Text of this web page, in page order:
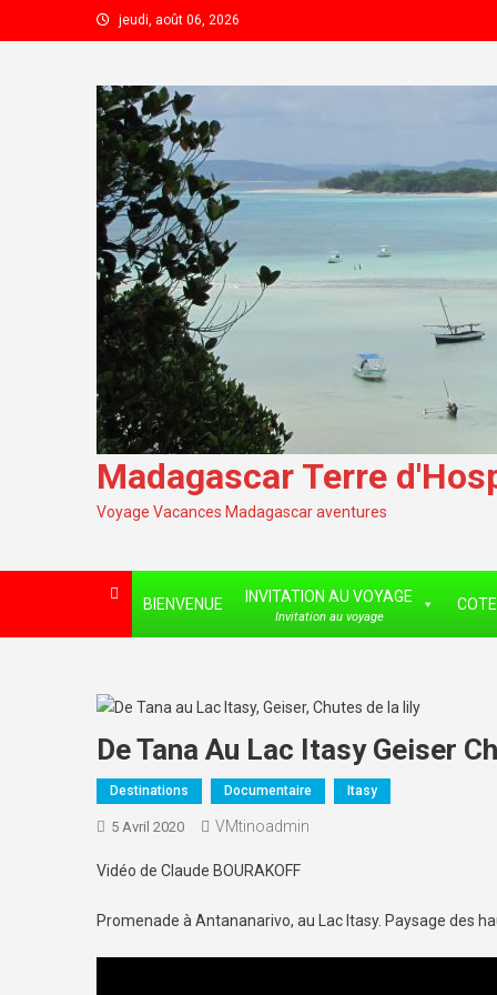
Skip to content jeudi, août 06, 2026
Madagascar Terre
Voyage Vacances Madagascar aventures
BIENVENUE INVITATION AU VOYAGE
Invitation au voyage
De Tana Au Lac Itasy Geiser
Destinations Documentaire Itasy
5 Avril 2020 VMtinoadmin
Vidéo de Claude BOURAKOFF
Promenade à Antananarivo, au Lac Itasy. Paysage des